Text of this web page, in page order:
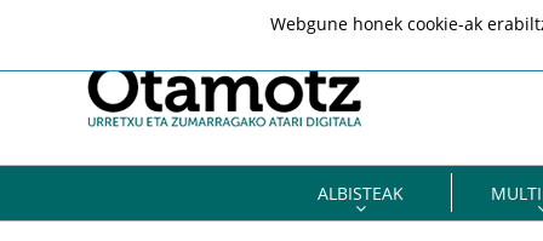
ALBISTEAK
Webgune honek cookie-ak